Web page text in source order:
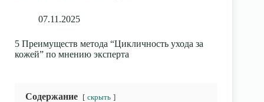
07.11.2025
5 Преимуществ метода “Цикличность ухода за
кожей” по мнению эксперта
Содержание скрыть